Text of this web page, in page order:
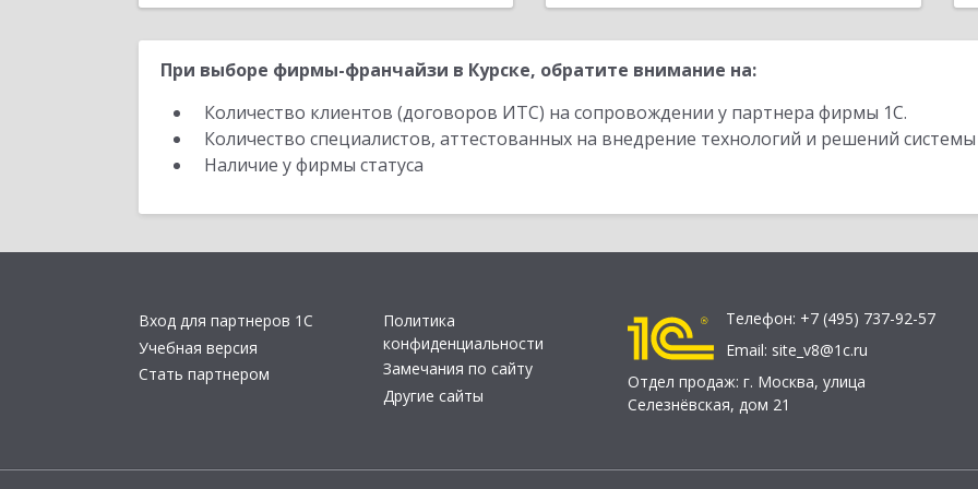
При выборе фирмы-франчайзи в Курске, обратите внимание на:
Количество клиентов (договоров ИТС) на сопровождении у партнера фирмы 1С.
Количество специалистов, аттестованных на внедрение технологий и решений
Наличие у фирмы статуса
Вход для партнеров 1С
Учебная версия
Стать партнером
Политика
конфиденциальности
Замечания по сайту
Другие сайты
Телефон: +7 (495) 737-92-57
Email: site_v8@1c.ru
Отдел продаж: г. Москва, улица
Селезнёвская, дом 21